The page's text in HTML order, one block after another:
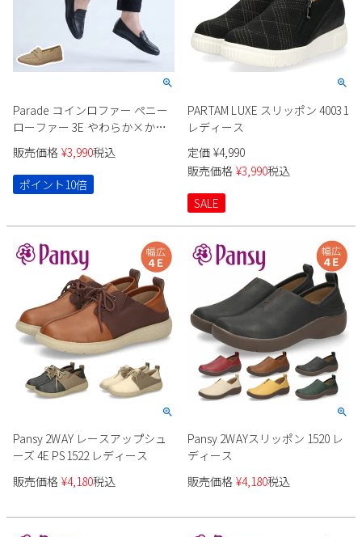
Parade コインロファー ペニー
ローファー 3E やわらか×かる
い 51117
販売価格 ¥3,990税込
ポイント10倍
PARTAM LUXE スリッポン 40031
レディース
定価 ¥4,990
販売価格 ¥3,990税込
SALE
Pansy 2WAY レースアップシュ
ーズ 4E PS1522 レディース
販売価格 ¥4,180税込
Pansy 2WAYスリッポン 1520 レ
ディース
販売価格 ¥4,180税込